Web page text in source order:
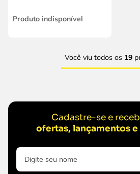
Produto indisponível
Você viu todos os 19
Cadastre-se e
ofertas, lançamentos